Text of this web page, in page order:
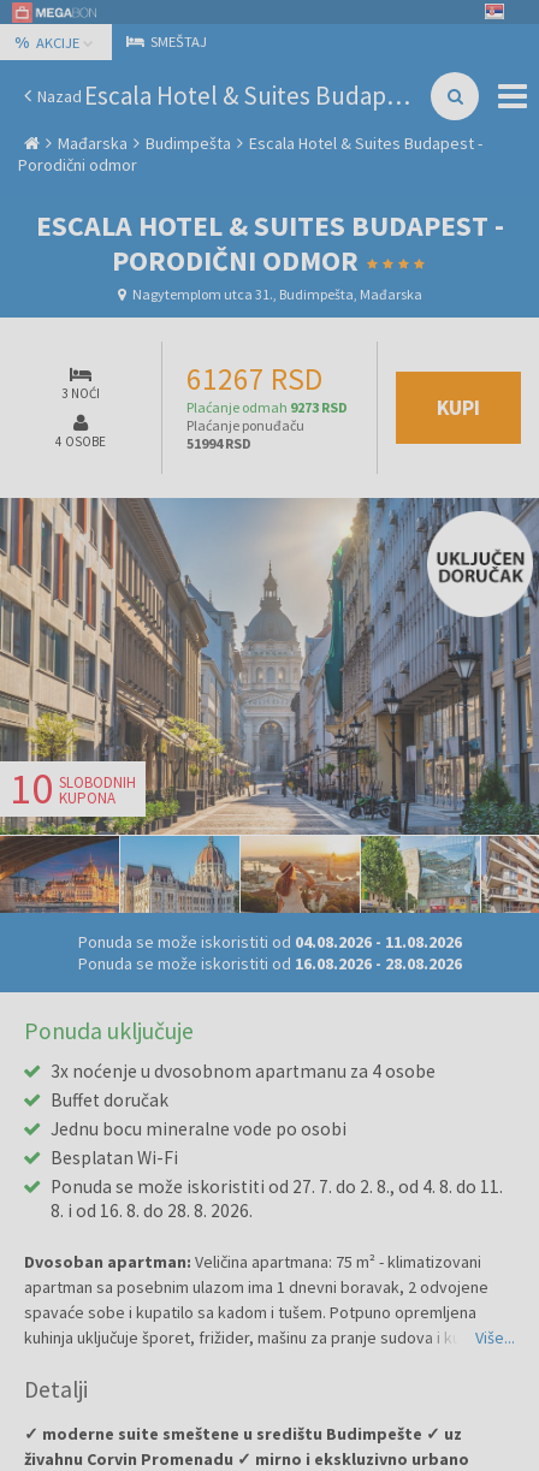
% AKCIJE SMEŠTAJ
Nazad Escala Hotel & Suites Budapest - Porodični odmor
Mađarska Budimpešta
Escala Hotel & Suites Budapest -
Porodični odmor
ESCALA HOTEL & SUITES BUDAPEST -
PORODIČNI ODMOR
Nagytemplom utca 31., Budimpešta, Mađarska
3 NOĆI
4 OSOBE
61267 RSD
Plaćanje odmah 9273 RSD
Plaćanje ponuđaču
51994 RSD
KUPI
10 SLOBODNIH
KUPONA
Ponuda se može iskoristiti od 04.08.2026- 11.08.2026
Ponuda se može iskoristiti od 16.08.2026- 28.08.2026
Ponuda uključuje
3x noćenje u dvosobnom apartmanu za 4 osobe
Buffet doručak
Jednu bocu mineralne vode po osobi
Besplatan Wi-Fi
Ponuda se može iskoristiti od 27. 7. do 2. 8., od 4. 8. do 11.
8. i od 16. 8. do 28. 8. 2026.
Dvosoban apartman: Veličina apartmana: 75 m² - klimatizovani
apartman sa posebnim ulazom ima 1 dnevni boravak, 2 odvojene
spavaće sobe i kupatilo sa kadom i tušem. Potpuno opremljena
kuhinja uključuje šporet, frižider, mašinu za pranje sudova i kuhinjski
pranje veša, zvučno izolovane zidove, pribor za pripremu čaja i kafe
ležaja.
Više...
Detalji
✓ moderne suite smeštene u središtu Budimpešte ✓ uz
živahnu Corvin Promenadu ✓ mirno i ekskluzivno urbano